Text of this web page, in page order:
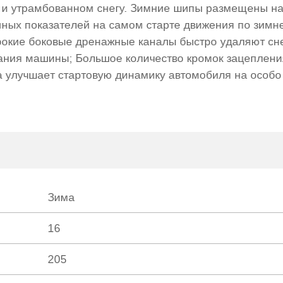
утрамбованном снегу. Зимние шипы размещены на
показателей на самом старте движения по
боковые дренажные каналы быстро удаляют
машины; Большое количество кромок
стартовую динамику автомобиля на
Зима
16
205